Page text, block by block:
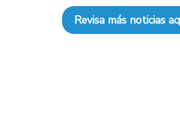
Revisa más noticias